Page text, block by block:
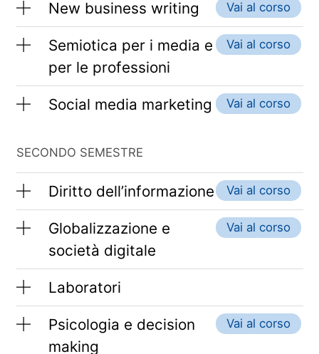
New business writing Vai al corso
Semiotica per i media e
per le professioni
Vai al corso
Social media marketing Vai al corso
SECONDO SEMESTRE
Diritto dell’informazione Vai al corso
Globalizzazione e
società digitale
Vai al corso
Laboratori
Psicologia e decision
making
Vai al corso